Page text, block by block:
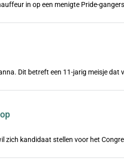
in op een menigte Pride-
Dit betreft een 11-jarig meisje dat
zich kandidaat stellen voor het